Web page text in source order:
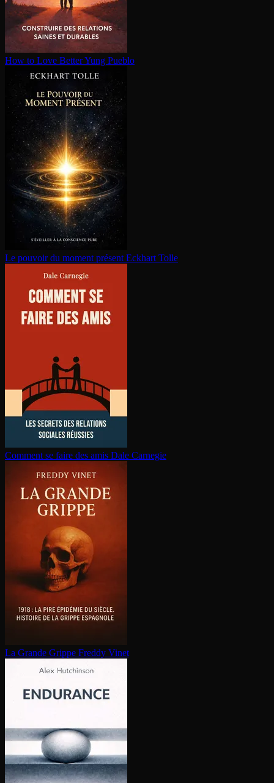
How to Love BetterYung Pueblo
Le pouvoir du moment présent Eckhart Tolle
Comment se faire des amis Dale Carnegie
La Grande Grippe Freddy Vinet